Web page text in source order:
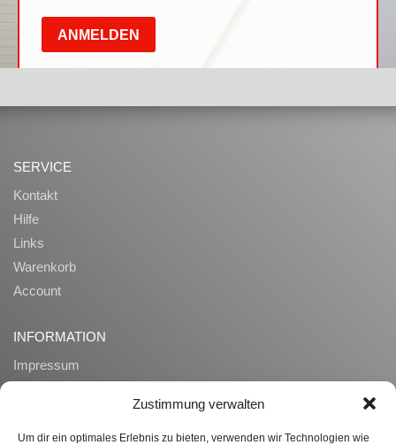
Zustimmung verwalten
Um dir ein optimales Erlebnis zu bieten, verwenden wir Technologien wie
SERVICE
Kontakt
Hilfe
Links
Warenkorb
Account
INFORMATION
Impressum
Zahlung und Lieferung